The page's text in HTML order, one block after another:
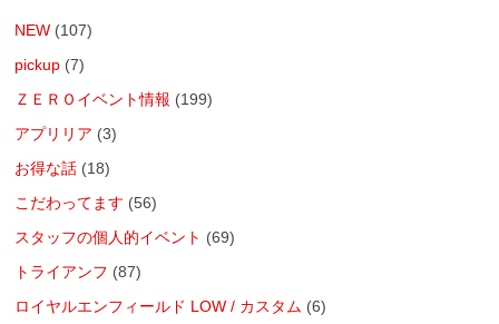
NEW (107)
pickup (7)
ＺＥＲＯイベント情報 (199)
アプリリア (3)
お得な話 (18)
こだわってます (56)
スタッフの個人的イベント (69)
トライアンフ (87)
ロイヤルエンフィールド LOW / カスタム (6)